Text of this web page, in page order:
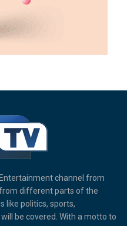
channel from
different parts of the
like politics, sports,
be covered. With a motto to